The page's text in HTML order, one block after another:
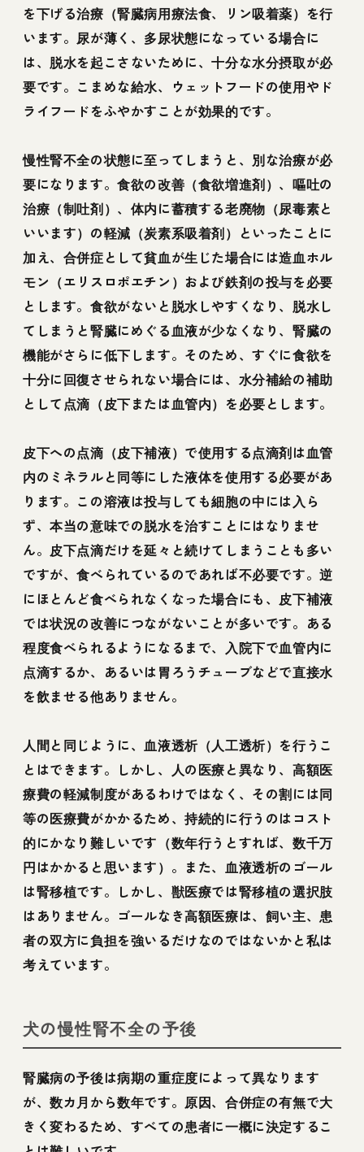
を下げる治療（腎臓病用療法食、リン吸着薬）を行
います。尿が薄く、多尿状態になっている場合に
は、脱水を起こさないために、十分な水分摂取が必
要です。こまめな給水、ウェットフードの使用やド
ライフードをふやかすことが効果的です。
慢性腎不全の状態に至ってしまうと、別な治療が必
要になります。食欲の改善（食欲増進剤）、嘔吐の
治療（制吐剤）、体内に蓄積する老廃物（尿毒素と
いいます）の軽減（炭素系吸着剤）といったことに
加え、合併症として貧血が生じた場合には造血ホル
モン（エリスロポエチン）および鉄剤の投与を必要
とします。食欲がないと脱水しやすくなり、脱水し
てしまうと腎臓にめぐる血液が少なくなり、腎臓の
機能がさらに低下します。そのため、すぐに食欲を
十分に回復させられない場合には、水分補給の補助
として点滴（皮下または血管内）を必要とします。
皮下への点滴（皮下補液）で使用する点滴剤は血管
内のミネラルと同等にした液体を使用する必要があ
ります。この溶液は投与しても細胞の中には入ら
ず、本当の意味での脱水を治すことにはなりませ
ん。皮下点滴だけを延々と続けてしまうことも多い
ですが、食べられているのであれば不必要です。逆
にほとんど食べられなくなった場合にも、皮下補液
では状況の改善につながないことが多いです。ある
程度食べられるようになるまで、入院下で血管内に
点滴するか、あるいは胃ろうチューブなどで直接水
を飲ませる他ありません。
人間と同じように、血液透析（人工透析）を行うこ
とはできます。しかし、人の医療と異なり、高額医
療費の軽減制度があるわけではなく、その割には同
等の医療費がかかるため、持続的に行うのはコスト
的にかなり難しいです（数年行うとすれば、数千万
円はかかると思います）。また、血液透析のゴール
は腎移植です。しかし、獣医療では腎移植の選択肢
はありません。ゴールなき高額医療は、飼い主、患
者の双方に負担を強いるだけなのではないかと私は
考えています。
犬の慢性腎不全の予後
腎臓病の予後は病期の重症度によって異なります
が、数カ月から数年です。原因、合併症の有無で大
きく変わるため、すべての患者に一概に決定するこ